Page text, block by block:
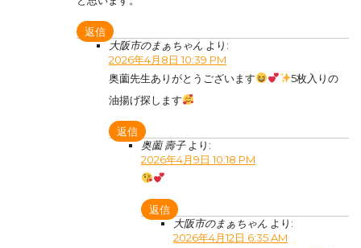
返信
大阪市のまぁちゃん より:
2026年4月8日 10:39 PM
奥薗先生ありがとうございます
5枚入りの
油揚げ探します
返信
奥薗 壽子 より:
2026年4月9日 10:18 PM
返信
大阪市のまぁちゃん より:
2026年4月12日 6:35 AM